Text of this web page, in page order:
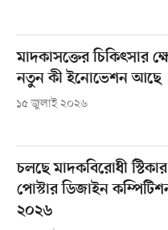
মাদকাসক্তের চিকিৎসার
নতুন কী ইনোভেশন আছে
১৫ জুলাই ২০২৬
চলছে মাদকবিরোধী
পোস্টার ডিজাইন
২০২৬